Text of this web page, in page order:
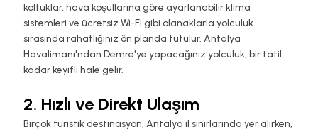
koltuklar, hava koşullarına göre ayarlanabilir klima
sistemleri ve ücretsiz Wi-Fi gibi olanaklarla yolculuk
sırasında rahatlığınız ön planda tutulur. Antalya
Havalimanı'ndan Demre'ye yapacağınız yolculuk, bir tatil
kadar keyifli hale gelir.
2. Hızlı ve Direkt Ulaşım
Birçok turistik destinasyon, Antalya il sınırlarında yer alırken,